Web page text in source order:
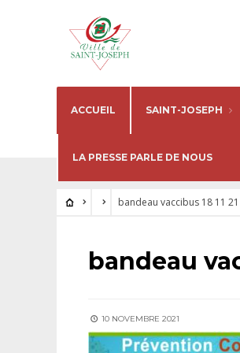
ACCUEIL SAINT-JOSEPH
LA PRESSE PARLE DE NOUS
bandeau vaccibus 18 11 21
bandeau
10 NOVEMBRE 2021